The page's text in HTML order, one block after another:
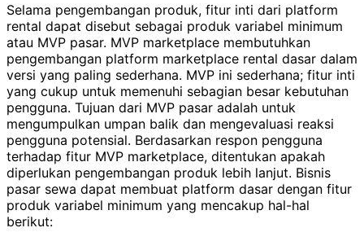
Selama pengembangan produk, fitur inti dari platform
rental dapat disebut sebagai produk variabel minimum
atau MVP pasar. MVP marketplace membutuhkan
pengembangan platform marketplace rental dasar dalam
versi yang paling sederhana. MVP ini sederhana; fitur inti
yang cukup untuk memenuhi sebagian besar kebutuhan
pengguna. Tujuan dari MVP pasar adalah untuk
mengumpulkan umpan balik dan mengevaluasi reaksi
pengguna potensial. Berdasarkan respon pengguna
terhadap fitur MVP marketplace, ditentukan apakah
diperlukan pengembangan produk lebih lanjut. Bisnis
pasar sewa dapat membuat platform dasar dengan fitur
produk variabel minimum yang mencakup hal-hal
berikut: